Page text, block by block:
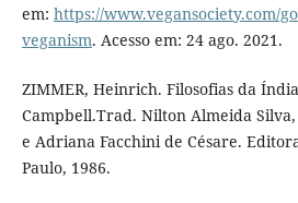
em: https://www.vegansociety.com/
veganism. Acesso em: 24 ago. 2021.
ZIMMER, Heinrich. Filosofias da
Campbell.Trad. Nilton Almeida
e Adriana Facchini de Césare.
Paulo, 1986.